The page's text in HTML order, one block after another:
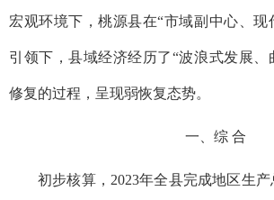
宏观环境下，桃源县在“市域副中心、现
引领下，县域经济经历了“波浪式发展、
修复的过程，呈现弱恢复态势。
一、综 合
初步核算，2023年全县完成地区生产